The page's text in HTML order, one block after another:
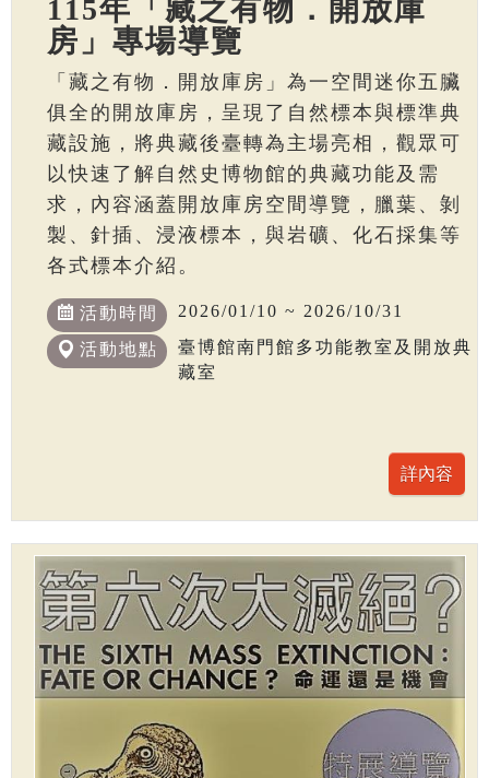
115年「藏之有物．開放庫
房」專場導覽
「藏之有物．開放庫房」為一空間迷你五臟
俱全的開放庫房，呈現了自然標本與標準典
藏設施，將典藏後臺轉為主場亮相，觀眾可
以快速了解自然史博物館的典藏功能及需
求，內容涵蓋開放庫房空間導覽，臘葉、剝
製、針插、浸液標本，與岩礦、化石採集等
各式標本介紹。
活動時間 2026/01/10 ~ 2026/10/31
活動地點
臺博館南門館多功能教室及開放典
藏室